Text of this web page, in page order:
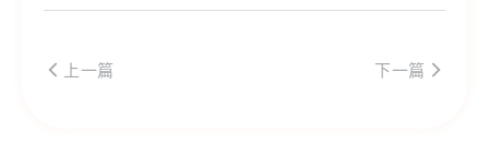
上一篇 下一篇